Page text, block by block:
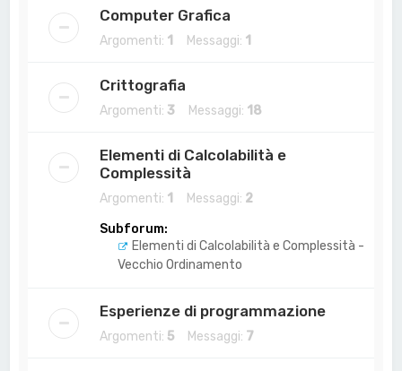
Computer Grafica
Argomenti: 1 Messaggi: 1
Crittografia
Argomenti: 3 Messaggi: 18
Elementi di Calcolabilità e
Complessità
Argomenti: 1 Messaggi: 2
Subforum:
Elementi di Calcolabilità e Complessità -
Vecchio Ordinamento
Esperienze di programmazione
Argomenti: 5 Messaggi: 7